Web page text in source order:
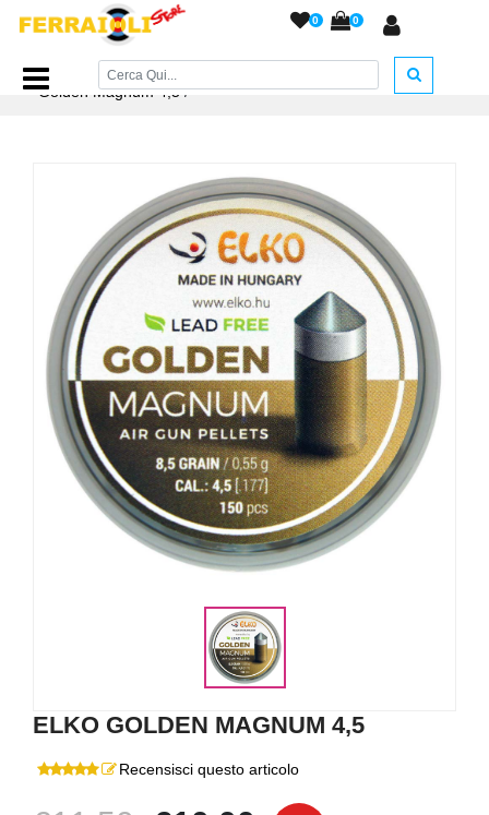
0 0
Home Page/PIOMBINI/Piombini COAL - ELKO/
Elko
Golden Magnum 4,5/
ELKO GOLDEN MAGNUM 4,5
Recensisci questo articolo